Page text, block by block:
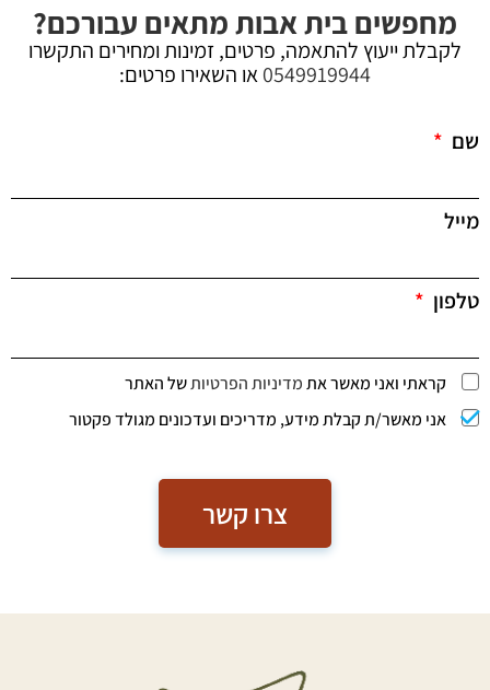
מחפשים בית אבות מתאים עבורכם?
לקבלת ייעוץ להתאמה, פרטים, זמינות ומחירים התקשרו
0549919944או השאירו פרטים:
שם
מייל
טלפון
קראתי ואני מאשר אתמדיניות הפרטיותשל האתר
אני מאשר/ת קבלת מידע, מדריכים ועדכונים מגולד פקטור
צרו קשר